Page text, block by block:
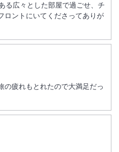
)
実施いたします。
業を再開いたします。
る広々とした部屋で過ごせ、チ
ロントにいてくださってありが
の疲れもとれたので大満足だっ